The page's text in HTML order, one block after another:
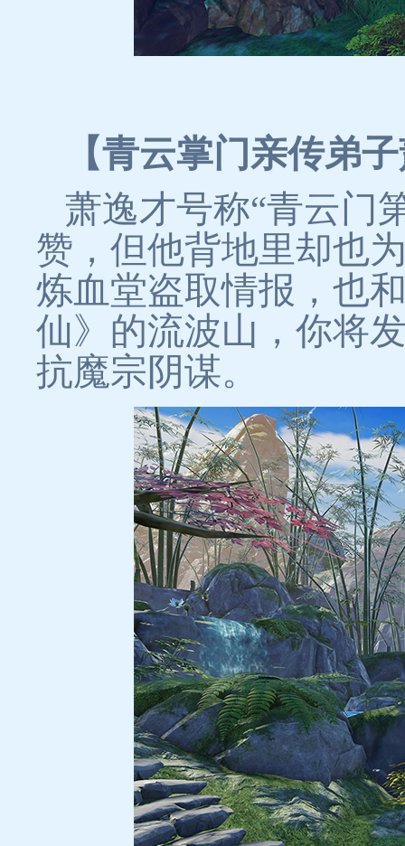
【青云掌门亲传弟
萧逸才号称“青云门
赞，但他背地里却也
炼血堂盗取情报，也
仙》的流波山，你将
抗魔宗阴谋。